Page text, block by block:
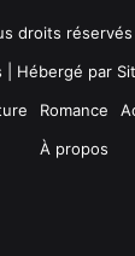
droits
| Hébergé par
Romance
À propos